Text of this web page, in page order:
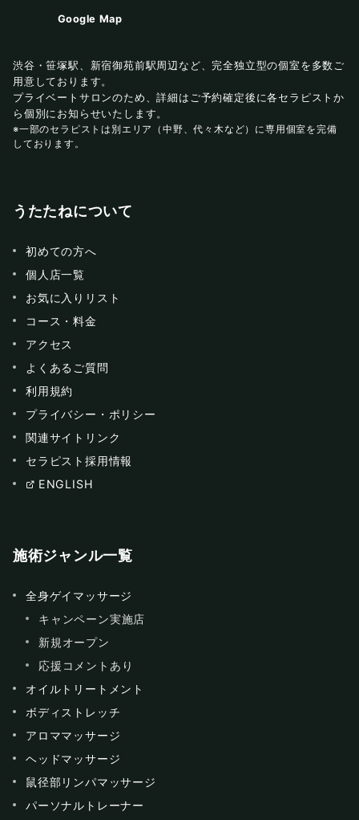
Google Map
渋谷・笹塚駅、新宿御苑前駅周辺など、完全独立型の個室を多数ご
用意しております。
プライベートサロンのため、詳細はご予約確定後に各セラピストか
ら個別にお知らせいたします。
※一部のセラピストは別エリア（中野、代々木など）に専用個室を完備
しております。
うたたねについて
初めての方へ
個人店一覧
お気に入りリスト
コース・料金
アクセス
よくあるご質問
利用規約
プライバシー・ポリシー
関連サイトリンク
セラピスト採用情報
ENGLISH
施術ジャンル一覧
全身ゲイマッサージ
キャンペーン実施店
新規オープン
応援コメントあり
オイルトリートメント
ボディストレッチ
アロママッサージ
ヘッドマッサージ
鼠径部リンパマッサージ
パーソナルトレーナー